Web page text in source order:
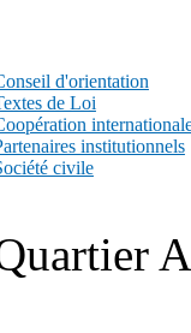
d'orientation
de Loi
institutionnels
civile